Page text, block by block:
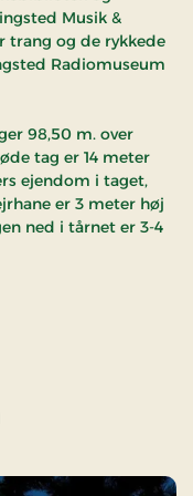
Musik &
trang og de rykkede
Radiomuseum
98,50 m. over
tag er 14 meter
ejendom i taget,
er 3 meter høj
ned i tårnet er 3-4